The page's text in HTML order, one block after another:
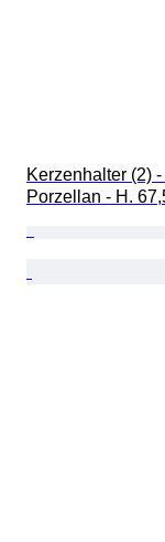
Kerzenhalter (2)
Porzellan - H.